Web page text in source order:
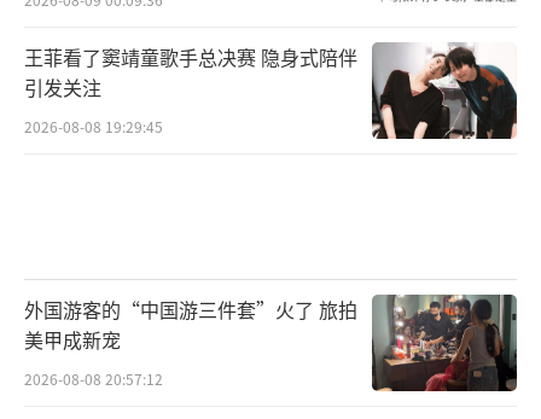
王菲看了窦靖童歌手总决赛 隐身式陪伴
引发关注
2026-08-08 19:29:45
外国游客的“中国游三件套”火了 旅拍
美甲成新宠
2026-08-08 20:57:12